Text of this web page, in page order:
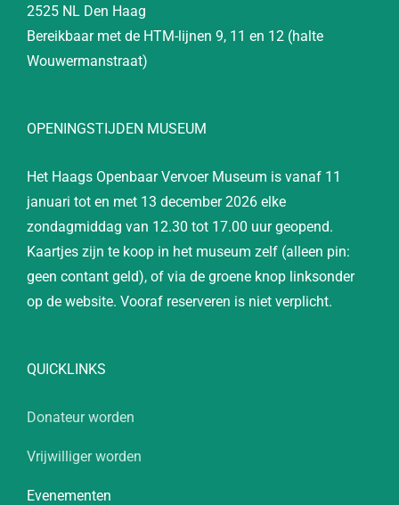
2525 NL Den Haag
Bereikbaar met de HTM-lijnen 9, 11 en 12 (halte
Wouwermanstraat)
OPENINGSTIJDEN MUSEUM
Het Haags Openbaar Vervoer Museum is vanaf 11
januari tot en met 13 december 2026 elke
zondagmiddag van 12.30 tot 17.00 uur geopend.
Kaartjes zijn te koop in het museum zelf (alleen pin:
geen contant geld), of via de groene knop linksonder
op de website. Vooraf reserveren is niet verplicht.
QUICKLINKS
Donateur worden
Vrijwilliger worden
Evenementen